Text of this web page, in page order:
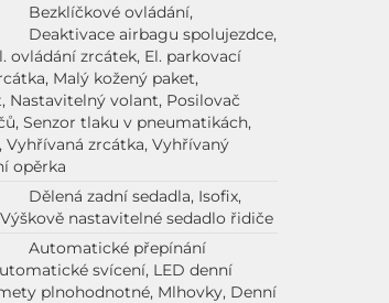
Bezklíčkové ovládání,
Deaktivace airbagu spolujezdce,
ovládání zrcátek, El. parkovací
Malý kožený paket,
Nastavitelný volant, Posilovač
Senzor tlaku v pneumatikách,
zrcátka, Vyhřívaný
opěrka
Dělená zadní sedadla, Isofix,
nastavitelné sedadlo řidiče
Automatické přepínání
svícení, LED denní
plnohodnotné, Mlhovky, Denní